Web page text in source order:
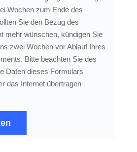
Wochen zum Ende des
Sie den Bezug des
mehr wünschen, kündigen Sie
zwei Wochen vor Ablauf Ihres
Bitte beachten Sie des
Daten dieses Formulars
das Internet übertragen